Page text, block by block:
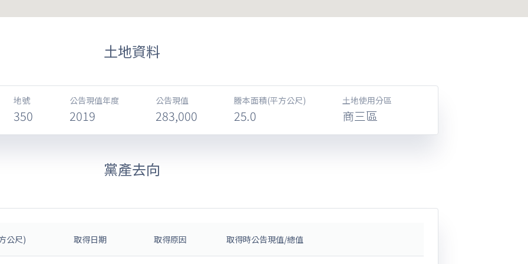
土地資料
地號
350
公告現值年度
2019
公告現值
283,000
謄本面積(平方公尺)
25.0
土地使用分區
商三區
黨產去向
公尺) 取得日期 取得原因 取得時公告現值/總值